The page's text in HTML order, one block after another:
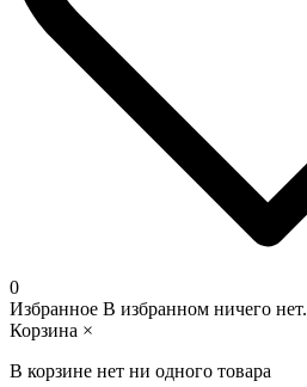
0
Избранное В избранном ничего нет.
Корзина ×
В корзине нет ни одного товара